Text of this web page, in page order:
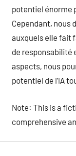
potentiel énorme
Cependant, nous
auxquels elle fait
de responsabilité
aspects, nous
potentiel de l’IA
Note: This is a
comprehensive